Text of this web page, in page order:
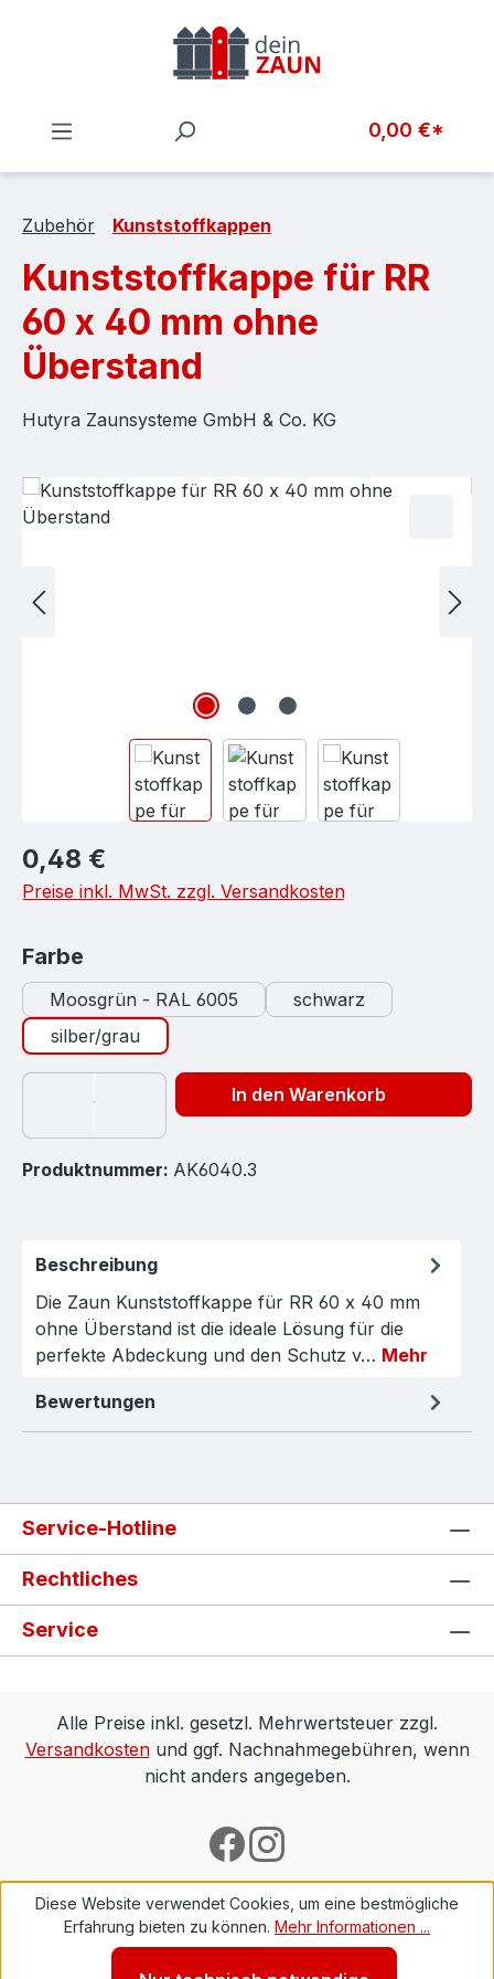
Zum Hauptinhalt springen
0,00 €*
Zubehör Kunststoffkappen
Kunststoffkappe für RR
60 x 40 mm ohne
Überstand
Hutyra Zaunsysteme GmbH & Co. KG
Bildergalerie überspringen
Regulärer Preis:
0,48 €
Preise inkl. MwSt. zzgl. Versandkosten
Farbe
Moosgrün - RAL 6005
schwarz
silber/grau
In den Warenkorb
Produktnummer: AK6040.3
Beschreibung
Die Zaun Kunststoffkappe für RR 60 x 40 mm
ohne Überstand ist die ideale Lösung für die
perfekte Abdeckung und den Schutz v… Mehr
Bewertungen
Service-Hotline
Rechtliches
Service
Alle Preise inkl. gesetzl. Mehrwertsteuer zzgl.
Versandkostenund ggf. Nachnahmegebühren, wenn
nicht anders angegeben.
Diese Website verwendet Cookies, um eine bestmögliche
Erfahrung bieten zu können. Mehr Informationen ...